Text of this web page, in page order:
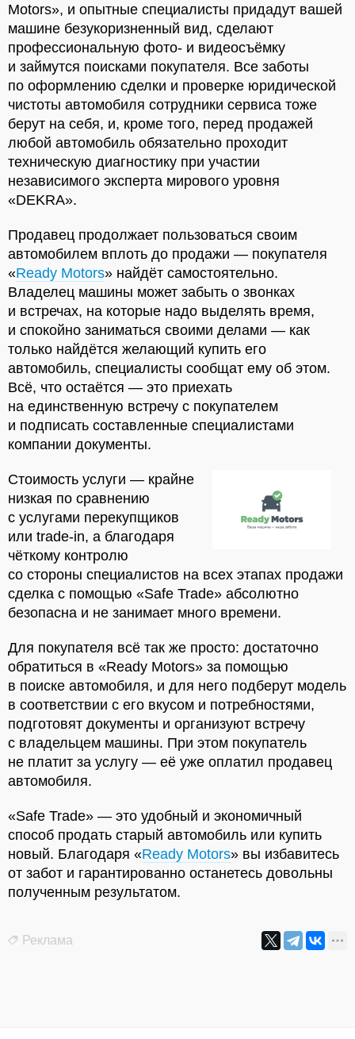
Motors», и опытные специалисты придадут вашей
машине безукоризненный вид, сделают
профессиональную фото- и видеосъёмку
и займутся поисками покупателя. Все заботы
по оформлению сделки и проверке юридической
чистоты автомобиля сотрудники сервиса тоже
берут на себя, и, кроме того, перед продажей
любой автомобиль обязательно проходит
техническую диагностику при участии
независимого эксперта мирового уровня
«DEKRA».
Продавец продолжает пользоваться своим
автомобилем вплоть до продажи — покупателя
«Ready Motors» найдёт самостоятельно.
Владелец машины может забыть о звонках
и встречах, на которые надо выделять время,
и спокойно заниматься своими делами — как
только найдётся желающий купить его
автомобиль, специалисты сообщат ему об этом.
Всё, что остаётся — это приехать
на единственную встречу с покупателем
и подписать составленные специалистами
компании документы.
Стоимость услуги — крайне
низкая по сравнению
с услугами перекупщиков
или trade-in, а благодаря
чёткому контролю
со стороны специалистов на всех этапах продажи
сделка с помощью «Safe Trade» абсолютно
безопасна и не занимает много времени.
Для покупателя всё так же просто: достаточно
обратиться в «Ready Motors» за помощью
в поиске автомобиля, и для него подберут модель
в соответствии с его вкусом и потребностями,
подготовят документы и организуют встречу
с владельцем машины. При этом покупатель
не платит за услугу — её уже оплатил продавец
автомобиля.
«Safe Trade» — это удобный и экономичный
способ продать старый автомобиль или купить
новый. Благодаря «Ready Motors» вы избавитесь
от забот и гарантированно останетесь довольны
полученным результатом.
Реклама